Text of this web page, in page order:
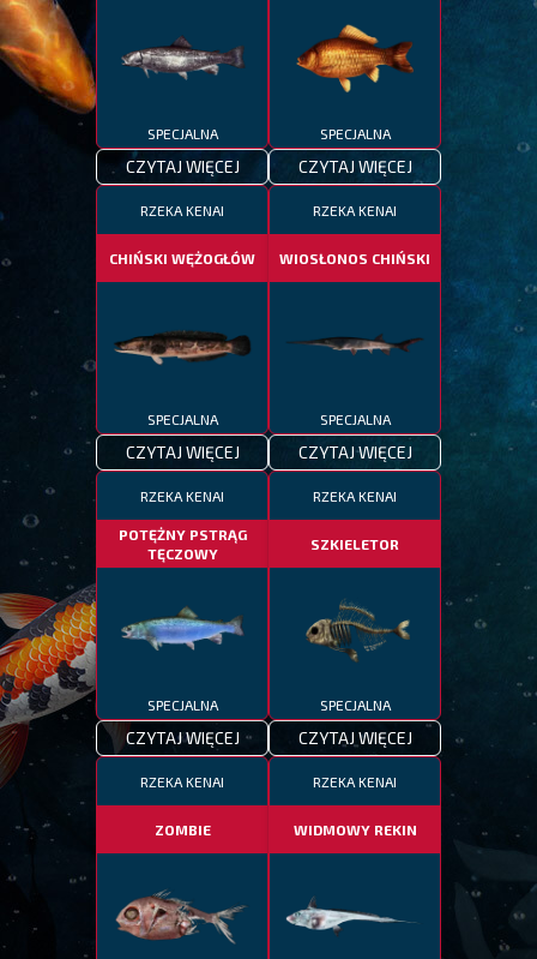
SPECJALNA
CZYTAJ WIĘCEJ
SPECJALNA
CZYTAJ WIĘCEJ
RZEKA KENAI
CHIŃSKI WĘŻOGŁÓW
SPECJALNA
CZYTAJ WIĘCEJ
RZEKA KENAI
WIOSŁONOS CHIŃSKI
SPECJALNA
CZYTAJ WIĘCEJ
RZEKA KENAI
POTĘŻNY PSTRĄG
TĘCZOWY
SPECJALNA
CZYTAJ WIĘCEJ
RZEKA KENAI
SZKIELETOR
SPECJALNA
CZYTAJ WIĘCEJ
RZEKA KENAI
ZOMBIE
RZEKA KENAI
WIDMOWY REKIN